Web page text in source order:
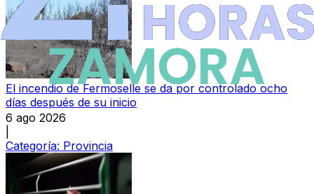
El incendio de Fermoselle se da por controlado ocho
días después de su inicio
6 ago 2026
Categoría: Provincia